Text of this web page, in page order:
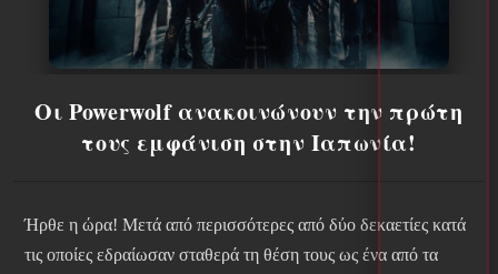
Οι Powerwolf ανακοινώνουν την πρώτη
τους εμφάνιση στην Ιαπωνία!
Ήρθε η ώρα! Μετά από περισσότερες από δύο δεκαετίες κατά
τις οποίες εδραίωσαν σταθερά τη θέση τους ως ένα από τα